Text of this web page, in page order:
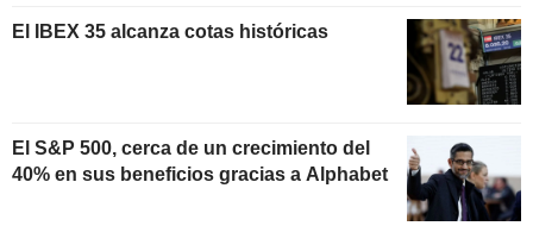
El IBEX 35 alcanza cotas históricas
El S&P 500, cerca de un crecimiento del
40% en sus beneficios gracias a Alphabet